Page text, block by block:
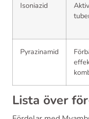
Isoniazid
Pyrazinamid
Lista över